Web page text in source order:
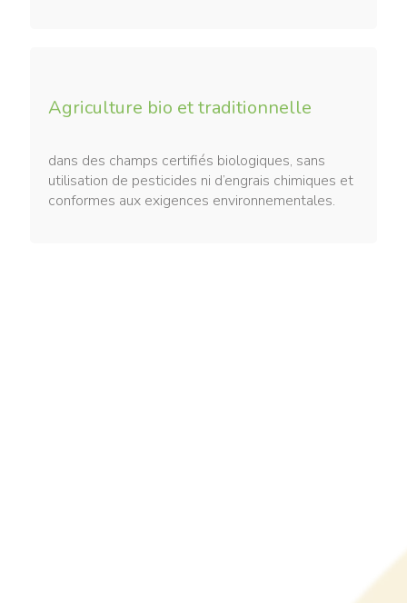
Agriculture bio et traditionnelle
dans des champs certifiés biologiques, sans
utilisation de pesticides ni d’engrais chimiques et
conformes aux exigences environnementales.